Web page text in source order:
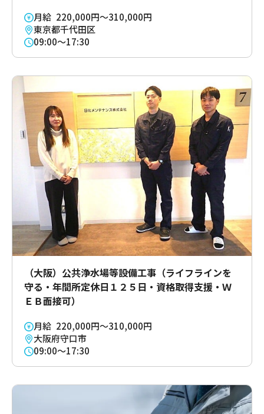
月給 220,000円～310,000円
東京都千代田区
09:00～17:30
（大阪）公共浄水場等設備工事（ライフラインを
守る・年間所定休日１２５日・資格取得支援・Ｗ
ＥＢ面接可）
月給 220,000円～310,000円
大阪府守口市
09:00～17:30